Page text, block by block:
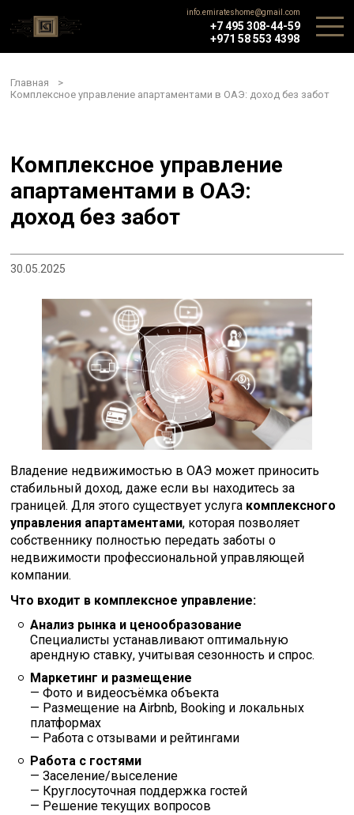
info.emirateshome@gmail.com
+7 495 308-44-59
+971 58 553 4398
Главная
>
Комплексное управление апартаментами в ОАЭ: доход без забот
Комплексное управление
апартаментами в ОАЭ:
доход без забот
30.05.2025
Владение недвижимостью в ОАЭ может приносить
стабильный доход, даже если вы находитесь за
границей. Для этого существует услуга комплексного
управления апартаментами, которая позволяет
собственнику полностью передать заботы о
недвижимости профессиональной управляющей
компании.
Что входит в комплексное управление:
Анализ рынка и ценообразование
Специалисты устанавливают оптимальную
арендную ставку, учитывая сезонность и спрос.
Маркетинг и размещение
— Фото и видеосъёмка объекта
— Размещение на Airbnb, Booking и локальных
платформах
— Работа с отзывами и рейтингами
Работа с гостями
— Заселение/выселение
— Круглосуточная поддержка гостей
— Решение текущих вопросов